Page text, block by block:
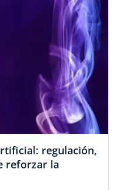
regulación,
reforzar la